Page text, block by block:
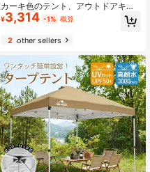
カーキ色のテント、アウトドアキャ
ンプ、ピクニック、室内使用、丈夫
でかわいい(無料収納バッグ付き)、洗
濯可能で取り外し可能、睡眠の質を
向上、通気性と換気性
¥3,314 -1% 概算
2other sellers